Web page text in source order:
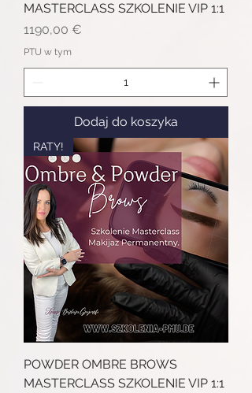
MASTERCLASS SZKOLENIE VIP 1:1
Cena
1190,00 €
PTU w tym
Dodaj do koszyka
RATY!
POWDER OMBRE BROWS
MASTERCLASS SZKOLENIE VIP 1:1